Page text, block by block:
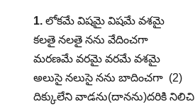
1. లోకమే విషమై విషమే వశమై
కలతై నలతై నను వేదించగా
మరణమే వరమై వరమే వశమై
అలుసై నలుసై నను బాదించగా (2)
దిక్కులేని వాడను(దానను)దరికి నిలిచి